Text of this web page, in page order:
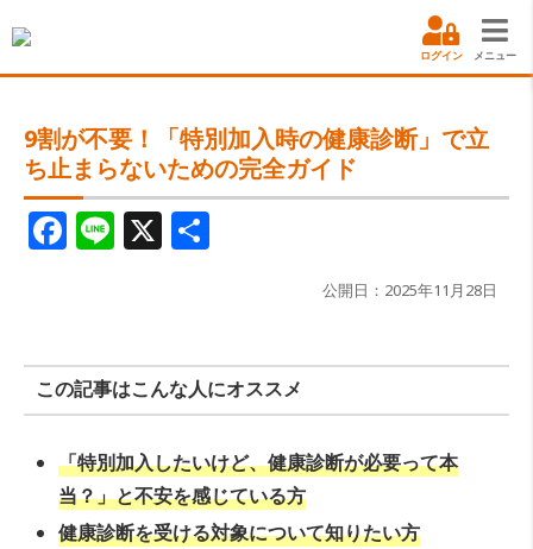
ログイン メニュー
9割が不要！「特別加入時の健康診断」で立
ち止まらないための完全ガイド
F
a
b
o
o
k
Li
n
X
公開日：2025年11月28日
この記事はこんな人にオススメ
「特別加入したいけど、健康診断が必要って本
当？」と不安を感じている方
健康診断を受ける対象について知りたい方